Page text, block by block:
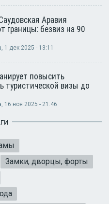
Аравия
границы: безвиз на 90
, 1 дек 2025 - 13:11
повысить
туристической визы до
, 16 ноя 2025 - 21:46
Замки, дворцы, форты